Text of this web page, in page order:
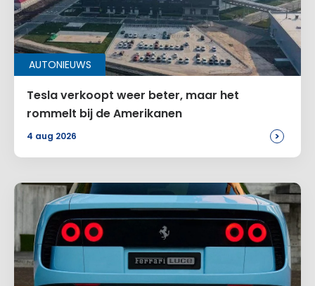
AUTONIEUWS
Tesla verkoopt weer beter, maar het
rommelt bij de Amerikanen
4 aug 2026 >